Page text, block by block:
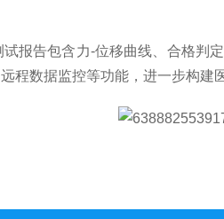
报告包含力-位移曲线、合格
程数据监控等功能，进一步构建